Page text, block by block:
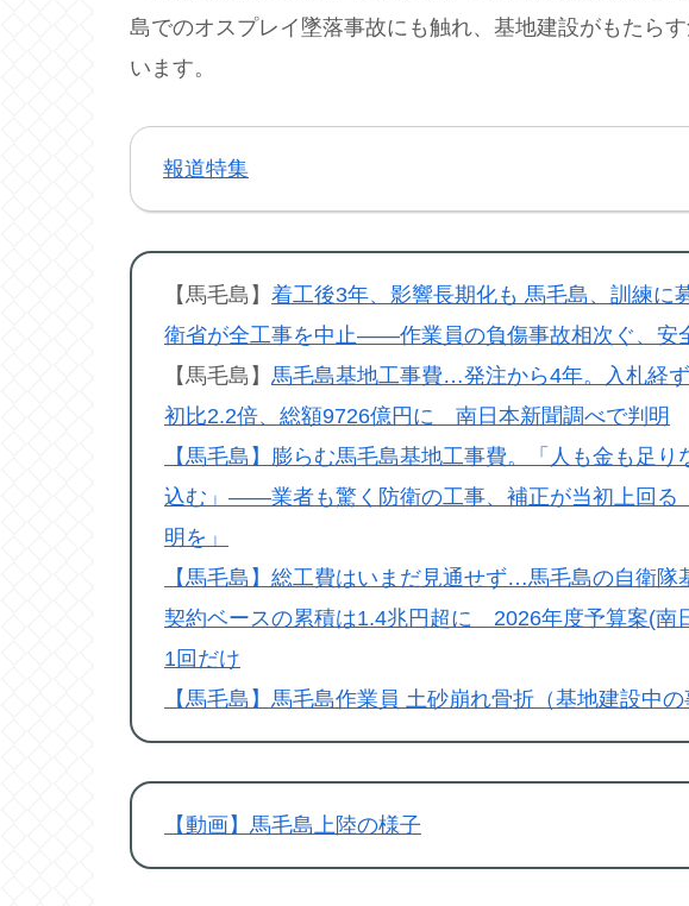
島でのオスプレイ墜落事故にも触れ、基地建設がもたら
います。
報道特集
【馬毛島】 着工後3年、影響長期化も 馬毛島、訓練に
衛省が全工事を中止――作業員の負傷事故相次ぐ、安
【馬毛島】 馬毛島基地工事費…発注から4年。入札経
初比2.2倍、総額9726億円に 南日本新聞調べで判明
【馬毛島】膨らむ馬毛島基地工事費。「人も金も足
込む」――業者も驚く防衛の工事、補正が当初上回
明を」
【馬毛島】総工費はいまだ見通せず…馬毛島の自衛
契約ベースの累積は1.4兆円超に 2026年度予算案(南
1回だけ
【馬毛島】馬毛島作業員 土砂崩れ骨折（基地建設中の
【動画】馬毛島上陸の様子